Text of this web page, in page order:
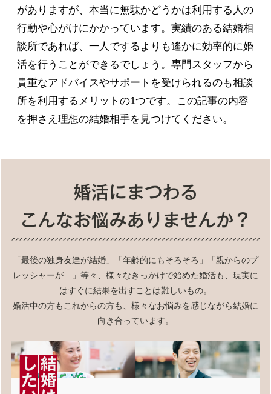
がありますが、本当に無駄かどうかは利用する人の
行動や心がけにかかっています。実績のある結婚相
談所であれば、一人でするよりも遙かに効率的に婚
活を行うことができるでしょう。専門スタッフから
貴重なアドバイスやサポートを受けられるのも相談
所を利用するメリットの1つです。この記事の内容
を押さえ理想の結婚相手を見つけてください。
「最後の独身友達が結婚」「年齢的にもそろそろ」「親からのプ
レッシャーが…」等々、様々なきっかけで始めた婚活も、現実に
はすぐに結果を出すことは難しいもの。
婚活中の方もこれからの方も、様々なお悩みを感じながら結婚に
向き合っています。